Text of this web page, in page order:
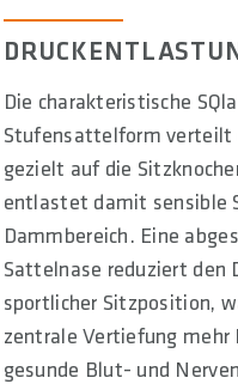
Die charakteristische
Stufensattelform verteilt
gezielt auf die
entlastet damit sensible
Dammbereich. Eine
Sattelnase reduziert den
sportlicher Sitzposition,
zentrale Vertiefung mehr
gesunde Blut- und